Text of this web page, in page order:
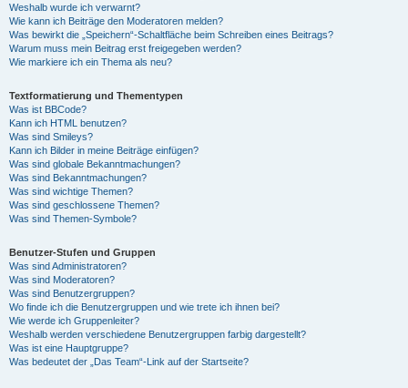
Weshalb wurde ich verwarnt?
Wie kann ich Beiträge den Moderatoren melden?
Was bewirkt die „Speichern“-Schaltfläche beim Schreiben eines Beitrags?
Warum muss mein Beitrag erst freigegeben werden?
Wie markiere ich ein Thema als neu?
Textformatierung und Thementypen
Was ist BBCode?
Kann ich HTML benutzen?
Was sind Smileys?
Kann ich Bilder in meine Beiträge einfügen?
Was sind globale Bekanntmachungen?
Was sind Bekanntmachungen?
Was sind wichtige Themen?
Was sind geschlossene Themen?
Was sind Themen-Symbole?
Benutzer-Stufen und Gruppen
Was sind Administratoren?
Was sind Moderatoren?
Was sind Benutzergruppen?
Wo finde ich die Benutzergruppen und wie trete ich ihnen bei?
Wie werde ich Gruppenleiter?
Weshalb werden verschiedene Benutzergruppen farbig dargestellt?
Was ist eine Hauptgruppe?
Was bedeutet der „Das Team“-Link auf der Startseite?